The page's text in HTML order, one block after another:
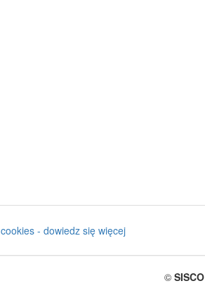
- dowiedz się więcej
© SISCO